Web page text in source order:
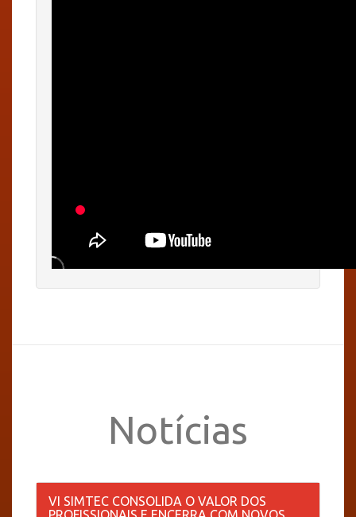
Notícias
VI SIMTEC CONSOLIDA O VALOR DOS